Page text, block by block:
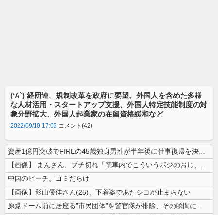
(‘A`) 経団連、規制改革を政府に要望。外国人を含めた多様
な人材活用・スタートアップ支援、外国人特定技能制度の対
象分野拡大、外国人起業家の在留資格緩和など
2022/09/10 17:05 コメント(42)
資産1億円突破でFIREの45歳独身男性が半年後に仕事復帰を決意した「...
【画像】 まんさん、ブチ切れ「電車内でこういうポジのおじ、ガチでイラネ...
中国のビーチ。ゴミだらけ
【画像】影山優佳さん(25)、下着姿であたシコが止まらない
原爆ドーム前に居座る”市民団体”を警官隊が排除、その瞬間に周囲で見守っ...